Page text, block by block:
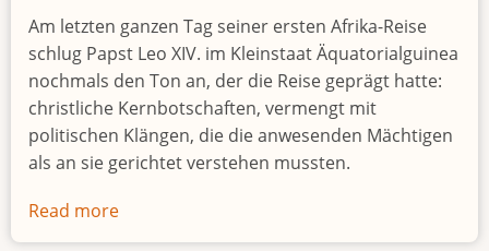
Am letzten ganzen Tag seiner ersten Afrika-Reise
schlug Papst Leo XIV. im Kleinstaat Äquatorialguinea
nochmals den Ton an, der die Reise geprägt hatte:
christliche Kernbotschaften, vermengt mit
politischen Klängen, die die anwesenden Mächtigen
als an sie gerichtet verstehen mussten.
Read more
Ein